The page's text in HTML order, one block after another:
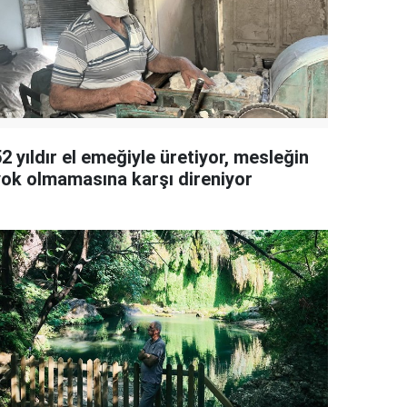
yıldır el emeğiyle üretiyor, mesleğin
olmamasına karşı direniyor